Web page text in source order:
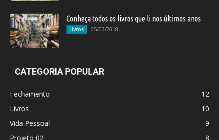
Conheça todos os livros que li nos últimos anos
Livros 05/03/2018
CATEGORIA POPULAR
Fechamento
12
Livros
10
Vida Pessoal
9
Projeto 02
8